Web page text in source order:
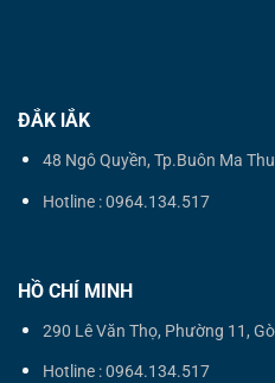
ĐẮK lẮK
48 Ngô Quyền, Tp.Buôn Ma
Hotline : 0964.134.517
HỒ CHÍ MINH
290 Lê Văn Thọ, Phường 11,
Hotline : 0964.134.517